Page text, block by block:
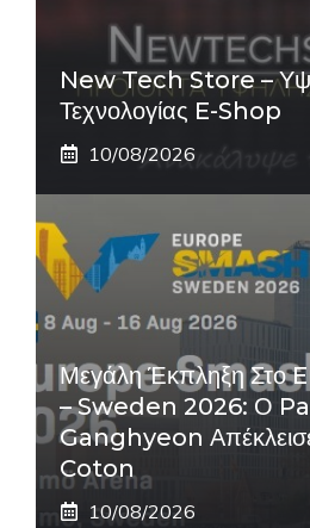
New Tech Store –
Τεχνολογίας E-Shop
10/08/2026
Μεγάλη Έκπληξη Στο
– Sweden 2026: Ο
Ganghyeon
Coton
10/08/2026